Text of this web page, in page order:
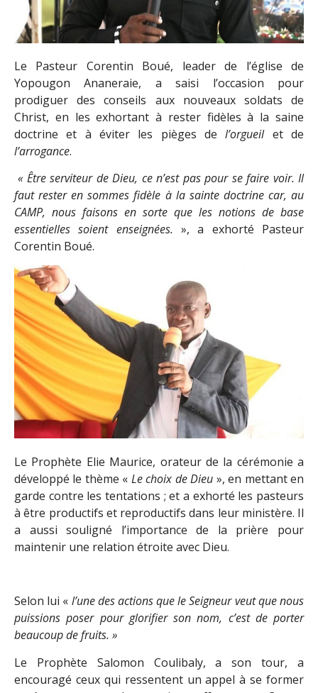
Le Pasteur Corentin Boué, leader de l’église de
Yopougon Ananeraie, a saisi l’occasion pour
prodiguer des conseils aux nouveaux soldats de
Christ, en les exhortant à rester fidèles à la saine
doctrine et à éviter les pièges del’orgueilet de
l’arrogance.
« Être serviteur de Dieu, ce n’est pas pour se faire voir. Il
faut rester en sommes fidèle à la sainte doctrine car, au
CAMP, nous faisons en sorte que les notions de base
essentielles soient enseignées. », a exhorté Pasteur
Corentin Boué.
Le Prophète Elie Maurice, orateur de la cérémonie a
développé le thème « Le choix de Dieu », en mettant en
garde contre les tentations ; et a exhorté les pasteurs
à être productifs et reproductifs dans leur ministère. Il
a aussi souligné l’importance de la prière pour
maintenir une relation étroite avec Dieu.
Selon lui « l’une des actions que le Seigneur veut que nous
puissions poser pour glorifier son nom, c’est de porter
beaucoup de fruits. »
Le Prophète Salomon Coulibaly, a son tour, a
encouragé ceux qui ressentent un appel à se former